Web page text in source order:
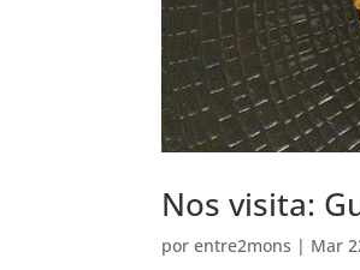
Nos visita:
porentre2mons | Mar